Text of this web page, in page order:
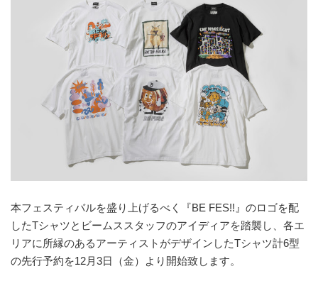
本フェスティバルを盛り上げるべく『BE FES!!』のロゴを配
したTシャツとビームススタッフのアイディアを踏襲し、各エ
リアに所縁のあるアーティストがデザインしたTシャツ計6型
の先行予約を12月3日（金）より開始致します。